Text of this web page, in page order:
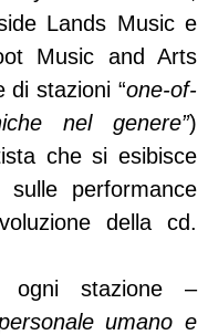
Lands Music e
Music and Arts
di stazioni “one-of-
nel genere”)
che si esibisce
performance
della cd.
ogni stazione –
umano e